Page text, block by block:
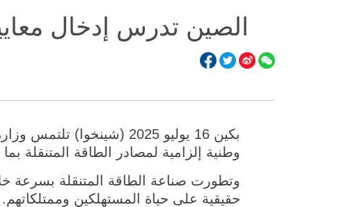
الصين تدرس إدخال
بكين 16 يوليو 2025
وطنية إلزامية لمصادر الطاقة المتنقلة
وتطورت صناعة الطاقة المتنقلة بسرعة
حقيقية على حياة المستهلكين وممتلكاتهم.